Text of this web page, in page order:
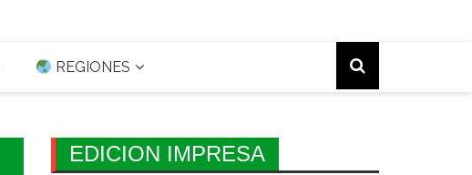
REGIONES
EDICION IMPRESA